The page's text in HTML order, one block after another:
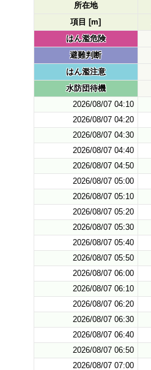
所在地
項目 [m]
はん濫危険
避難判断
はん濫注意
水防団待機
2026/08/07 04:10
2026/08/07 04:20
2026/08/07 04:30
2026/08/07 04:40
2026/08/07 04:50
2026/08/07 05:00
2026/08/07 05:10
2026/08/07 05:20
2026/08/07 05:30
2026/08/07 05:40
2026/08/07 05:50
2026/08/07 06:00
2026/08/07 06:10
2026/08/07 06:20
2026/08/07 06:30
2026/08/07 06:40
2026/08/07 06:50
2026/08/07 07:00